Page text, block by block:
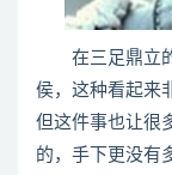
在三足鼎立的
侯，这种看起来
但这件事也让很
的，手下更没有